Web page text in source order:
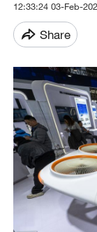
12:33:24 03-Feb-
Share